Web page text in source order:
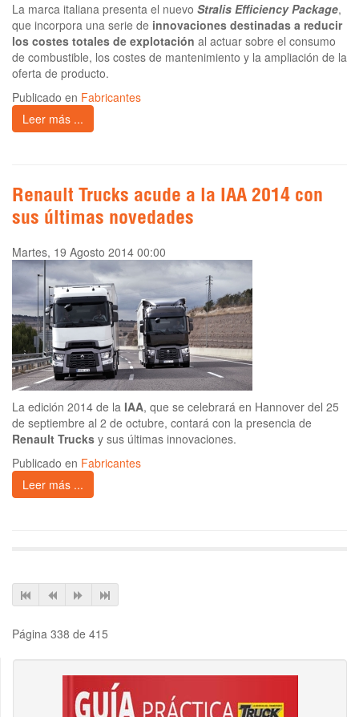
La marca italiana presenta el nuevo Stralis Efficiency Package,
que incorpora una serie de innovaciones destinadas a reducir
los costes totales de explotación al actuar sobre el consumo
de combustible, los costes de mantenimiento y la ampliación de la
oferta de producto.
Publicado en Fabricantes
Leer más ...
Renault Trucks acude a la IAA 2014 con
sus últimas novedades
Martes, 19 Agosto 2014 00:00
La edición 2014 de la IAA, que se celebrará en Hannover del 25
de septiembre al 2 de octubre, contará con la presencia de
Renault Trucks y sus últimas innovaciones.
Publicado en Fabricantes
Leer más ...
Página 338 de 415